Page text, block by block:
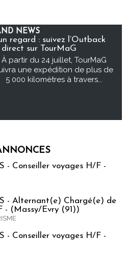
NEWS
regard : suivez l’Outback
sur TourMaG
À partir du 24 juillet, TourMaG
une expédition de plus de
5 000 kilomètres à travers...
- Conseiller voyages H/F -
- Alternant(e) Chargé(e) de
- (Massy/Evry (91))
- Conseiller voyages H/F -